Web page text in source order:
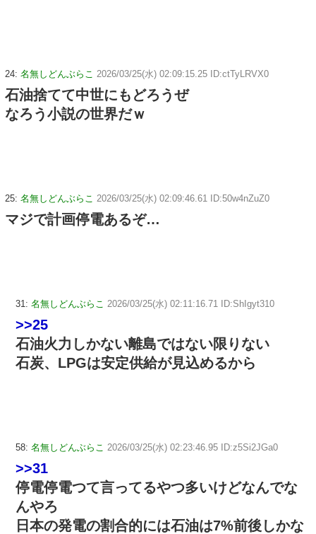
24: 名無しどんぶらこ 2026/03/25(水) 02:09:15.25 ID:ctTyLRVX0
石油捨てて中世にもどろうぜ
なろう小説の世界だｗ
25: 名無しどんぶらこ 2026/03/25(水) 02:09:46.61 ID:50w4nZuZ0
マジで計画停電あるぞ…
31: 名無しどんぶらこ 2026/03/25(水) 02:11:16.71 ID:ShIgyt310
>>25
石油火力しかない離島ではない限りない
石炭、LPGは安定供給が見込めるから
58: 名無しどんぶらこ 2026/03/25(水) 02:23:46.95 ID:z5Si2JGa0
>>31
停電停電つて言ってるやつ多いけどなんでな
んやろ
日本の発電の割合的には石油は7%前後しかな